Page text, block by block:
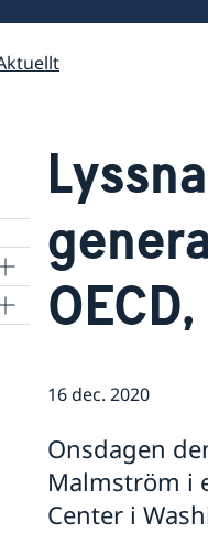
16 dec. 2020
Onsdagen
Malmström i
Center i